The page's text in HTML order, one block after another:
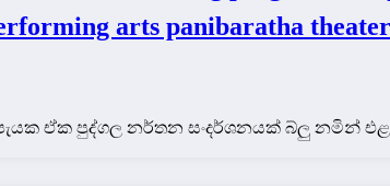
arts panibaratha
ඒක පුද්ගල නර්තන සංදර්ශනයක් බ්ලු නමින්